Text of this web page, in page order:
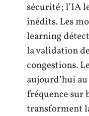
sécurité ; l’IA
inédits. Les
learning
la validation
congestions.
aujourd’hui
fréquence sur
transforment